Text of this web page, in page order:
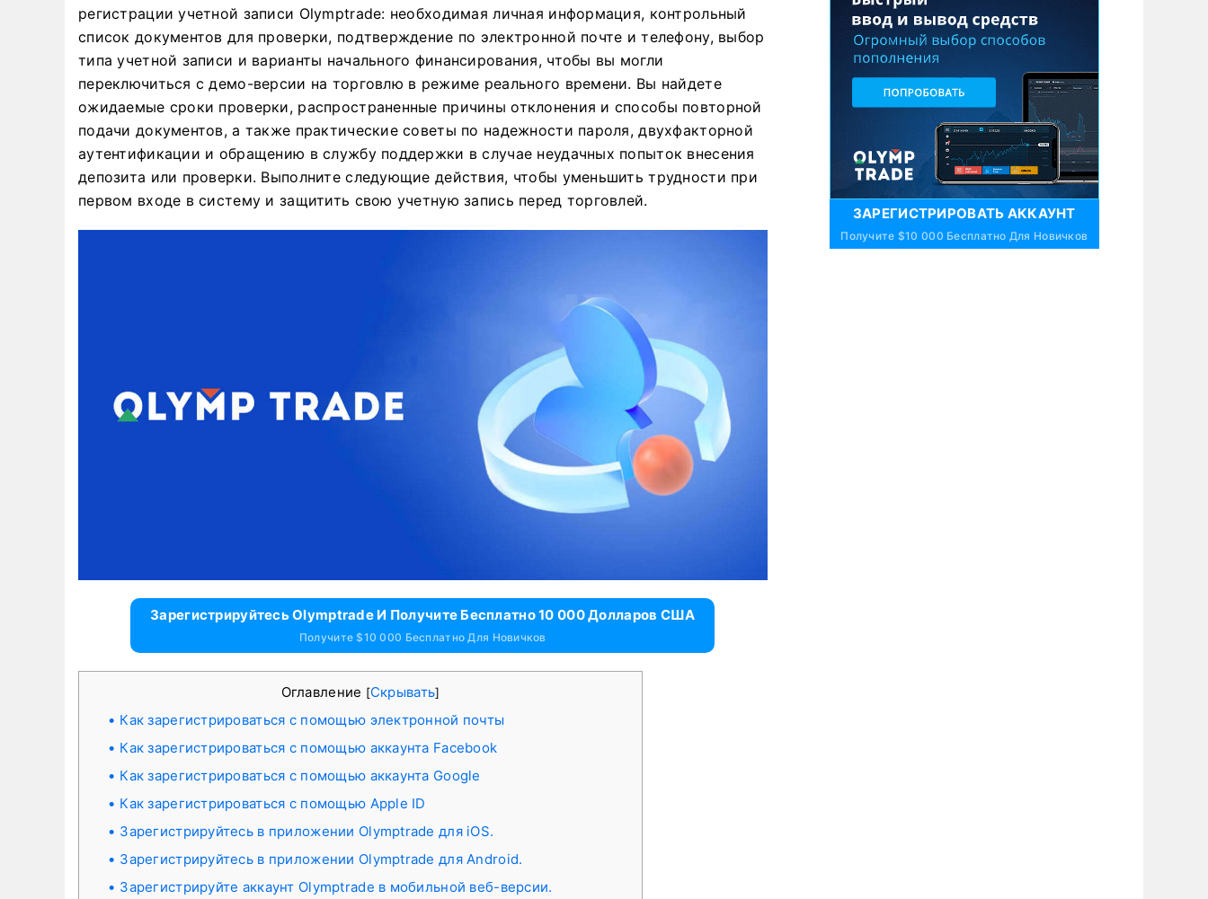
регистрации учетной записи Olymptrade: необходимая личная информация, контрольный
список документов для проверки, подтверждение по электронной почте и телефону, выбор
типа учетной записи и варианты начального финансирования, чтобы вы могли
переключиться с демо-версии на торговлю в режиме реального времени. Вы найдете
ожидаемые сроки проверки, распространенные причины отклонения и способы повторной
подачи документов, а также практические советы по надежности пароля, двухфакторной
аутентификации и обращению в службу поддержки в случае неудачных попыток внесения
депозита или проверки. Выполните следующие действия, чтобы уменьшить трудности при
первом входе в систему и защитить свою учетную запись перед торговлей.
Зарегистрируйтесь Olymptrade И Получите Бесплатно 10 000 Долларов США
Получите $10 000 Бесплатно Для Новичков
Оглавление [Скрывать]
Как зарегистрироваться с помощью электронной почты
Как зарегистрироваться с помощью аккаунта Facebook
Как зарегистрироваться с помощью аккаунта Google
Как зарегистрироваться с помощью Apple ID
Зарегистрируйтесь в приложении Olymptrade для iOS.
Зарегистрируйтесь в приложении Olymptrade для Android.
Зарегистрируйте аккаунт Olymptrade в мобильной веб-версии.
ЗАРЕГИСТРИРОВАТЬ АККАУНТ
Получите $10 000 Бесплатно Для Новичков